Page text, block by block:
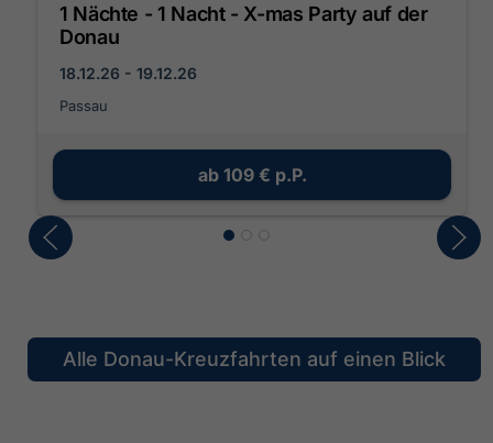
1 Nächte - 1 Nacht - X-mas Party auf der
Donau
18.12.26 - 19.12.26
Passau
ab 109 € p.P.
Alle Donau-Kreuzfahrten auf einen Blick